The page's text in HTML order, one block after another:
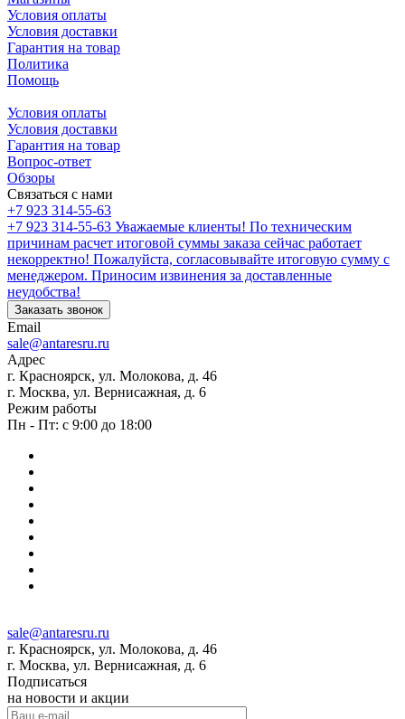
Условия оплаты
Условия доставки
Гарантия на товар
Политика
Помощь
Условия оплаты
Условия доставки
Гарантия на товар
Вопрос-ответ
Обзоры
Связаться с нами
+7 923 314-55-63
+7 923 314-55-63 Уважаемые клиенты! По техническим
причинам расчет итоговой суммы заказа сейчас работает
некорректно! Пожалуйста, согласовывайте итоговую сумму с
менеджером. Приносим извинения за доставленные
неудобства!
Заказать звонок
Email
sale@antaresru.ru
Адрес
г. Красноярск, ул. Молокова, д. 46
г. Москва, ул. Вернисажная, д. 6
Режим работы
Пн - Пт: с 9:00 до 18:00
sale@antaresru.ru
г. Красноярск, ул. Молокова, д. 46
г. Москва, ул. Вернисажная, д. 6
Подписаться
на новости и акции